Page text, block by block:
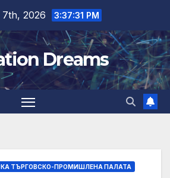
7th, 2026 3:37:32 PM
Dreams
ТЪРГОВСКО-ПРОМИШЛЕНА ПАЛАТА